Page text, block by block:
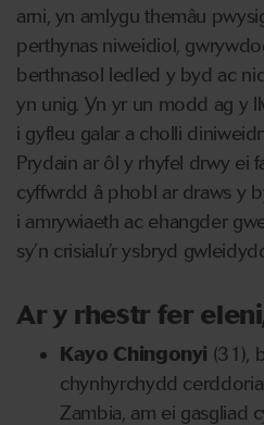
arni, yn amlygu themâu
perthynas niweidiol,
berthnasol ledled y byd ac
yn unig. Yn yr un modd ag y
i gyfleu galar a cholli
Prydain ar ôl y rhyfel drwy ei
cyffwrdd â phobl ar draws y
i amrywiaeth ac ehangder
sy’n crisialu’r ysbryd
Ar y rhestr fer
Kayo Chingonyi (31),
chynhyrchydd
Zambia, am ei gasgliad